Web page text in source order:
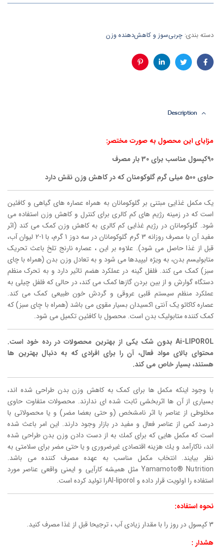
دسته بندی: چربی‌سوز و کاهش‌دهنده وزن
فیس
توئیتر لینکدینپینترست
Description
مزایای این محصول به صورت مختصر:
90کپسول مناسب برای 30 بار مصرف
حاوی 500 میلی گرم گلوکومنان که در کاهش وزن نقش دارد
یک مکمل غذایی مبتنی بر گلوکومانان به همراه عصاره های گیاهی و کافئین
است که در زمینه رژیم های کم کالری برای کنترل و کاهش وزن استفاده می
شود. گلوکومانان در رژیم غذایی کم کالری به کاهش وزن کمک می کند (اثر
مفید آن با مصرف روزانه 3 گرم گلوکومانان در سه دوز 1 گرم، با 1-2 لیوان آب،
قبل از غذا حاصل می شود). علاوه بر این ، عصاره نارنج تلخ باعث تحریک
متابولیسم بدن، به ویژه لیپیدها می شود و به تعادل وزن بدن (همراه با چای
سبز) کمک می کند. فلفل گینه در عملکرد هضم تاثیر دارد و به تحرک منظم
دستگاه گوارش و از بین بردن گازها کمک می کند، در حالی که فلفل چیلی به
عملکرد منظم سیستم قلبی عروقی و گردش خون طبیعی کمک می کند.
عصاره کاکائو یک آنتی اکسیدان بسیار مقوی می باشد (همراه با چای سبز) که
کمک کننده متابولیک بدن است. محصول با کافئین تکمیل می شود.
Ai-LIPOROL بدون شک یکی از بهترین محصولات در رده خود است.
محتوای بالای مواد فعال، آن را برای افرادی که به دنبال بهترین ها
هستند، بسیار خاص می کند.
با وجود اینکه مکمل ها برای کمک به کاهش وزن بدن طراحی شده اند،
بسیاری از آن ها اثربخشی ثابت شده ای ندارند. محصولات متفاوت حاوی
مخلوطی از عناصر با اثر نامشخص (و حتی بعضا مضر) و یا محصولاتی با
درصد کمی از عناصر فعال و مفید در بازار وجود دارند. این امر باعث شده
است که مكمل هایی كه برای كمك به از دست دادن وزن بدن طراحی شده
اند، ناكارآمد و یك هزینه اقتصادی غیرضروری و یا حتی مضر برای سلامتی به
نظر بیایند. انتخاب مکمل مناسب به عهده مصرف کننده می باشد.
Yamamoto® Nutrition مثل همیشه کارآیی و ایمنی واقعی عناصر مورد
استفاده را اولویت قرار داده و Al-liporolرا تولید کرده است.
نحوه استفاده:
3 کپسول در روز را با مقدار زیادی آب ، ترجیحا قبل از غذا مصرف کنید.
هشدار :